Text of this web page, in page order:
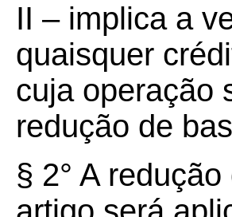
II – implica a
quaisquer
cuja operação
redução de
§ 2° A